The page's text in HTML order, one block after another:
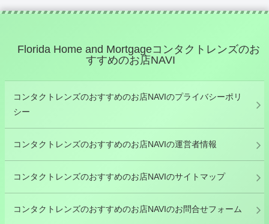
Florida Home and Mortgageコンタクトレンズのお
すすめのお店NAVI
コンタクトレンズのおすすめのお店NAVIのプライバシーポリ
シー
コンタクトレンズのおすすめのお店NAVIの運営者情報
コンタクトレンズのおすすめのお店NAVIのサイトマップ
コンタクトレンズのおすすめのお店NAVIのお問合せフォーム